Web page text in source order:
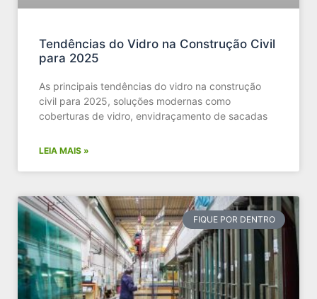
Tendências do Vidro na Construção Civil
para 2025
As principais tendências do vidro na construção
civil para 2025, soluções modernas como
coberturas de vidro, envidraçamento de sacadas
LEIA MAIS »
FIQUE POR DENTRO